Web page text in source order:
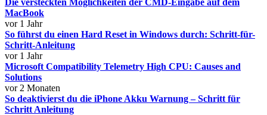
Die versteckten Möglichkeiten der CMD-Eingabe auf dem
MacBook
vor 1 Jahr
So führst du einen Hard Reset in Windows durch: Schritt-für-
Schritt-Anleitung
vor 1 Jahr
Microsoft Compatibility Telemetry High CPU: Causes and
Solutions
vor 2 Monaten
So deaktivierst du die iPhone Akku Warnung – Schritt für
Schritt Anleitung